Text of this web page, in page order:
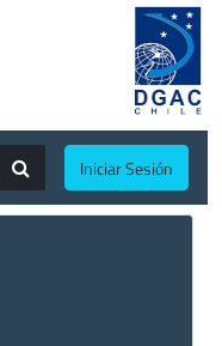
Iniciar Sesión